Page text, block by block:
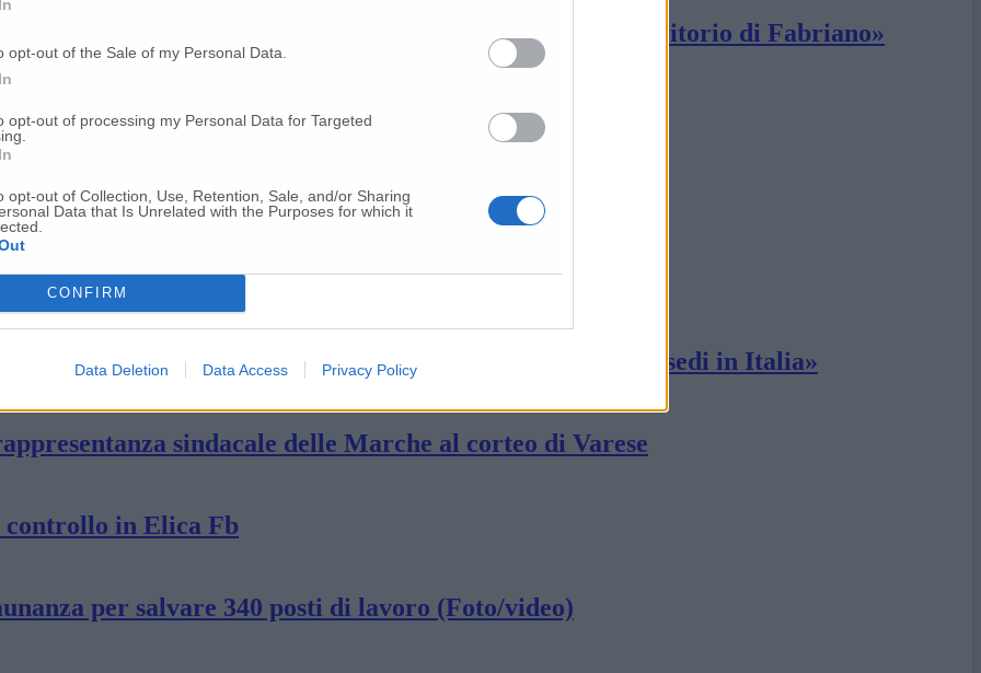
opt-out of the Sale of my Personal Data.
opt-out of processing my Personal Data for Targeted
opt-out of Collection, Use, Retention, Sale, and/or Sharing
Data that Is Unrelated with the Purposes for which it
CONFIRM
Data Deletion Data Access Privacy Policy
Fiom Cgil: «L’azienda confermi la strategicità del territorio di Fabriano»
di Melano
Arteconi: «La Regione si attivi subito»
possibile uscita dall’Europa
«Chiediamo conferma degli impegni presi per tutte le sedi in Italia»
sindacale delle Marche al corteo di Varese
in Elica Fb
per salvare 340 posti di lavoro (Foto/video)